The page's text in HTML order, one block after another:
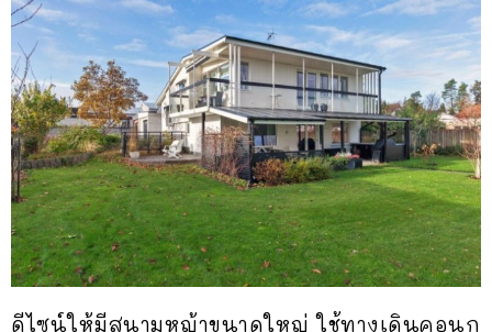
ดีไซน์ให้มีสนามหญ้าขนาดใหญ่ ใช้ทางเดินคอนก